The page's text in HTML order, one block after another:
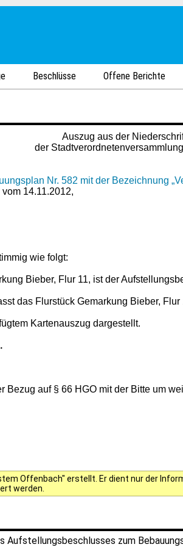
Beschlüsse Offene Berichte
Auszug aus der
der
Nr. 582 mit der Bezeichnung
14.11.2012,
wie folgt:
Bieber, Flur 11, ist der
das Flurstück Gemarkung Bieber, Flur
Kartenauszug dargestellt.
auf § 66 HGO mit der Bitte um
Offenbach" erstellt. Er dient nur der
werden.
Aufstellungsbeschlusses zum